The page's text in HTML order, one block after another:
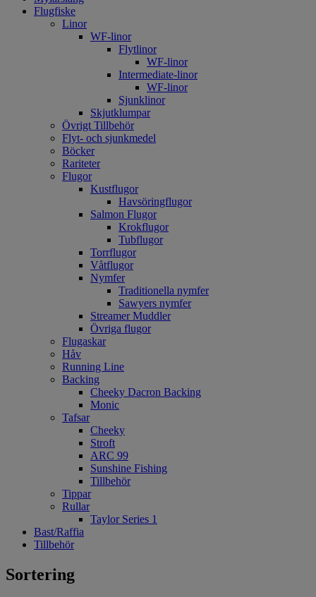
Flugfiske
Linor
WF-linor
Flytlinor
WF-linor
Intermediate-linor
WF-linor
Sjunklinor
Skjutklumpar
Övrigt Tillbehör
Flyt- och sjunkmedel
Böcker
Rariteter
Flugor
Kustflugor
Havsöringflugor
Salmon Flugor
Krokflugor
Tubflugor
Torrflugor
Våtflugor
Nymfer
Traditionella nymfer
Sawyers nymfer
Streamer Muddler
Övriga flugor
Flugaskar
Håv
Running Line
Backing
Cheeky Dacron Backing
Monic
Tafsar
Cheeky
Stroft
ARC 99
Sunshine Fishing
Tillbehör
Tippar
Rullar
Taylor Series 1
Bast/Raffia
Tillbehör
Sortering